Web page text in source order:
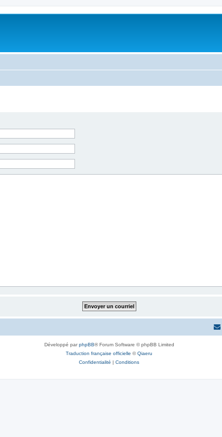
Développé parphpBB® Forum Software © phpBB Limited
Traduction française officielle ©Qiaeru
Confidentialité | Conditions